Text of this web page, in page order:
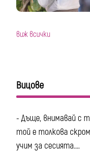
виж всички
Вицове
- Дъще, внимавай с
той е толкова
учим за сесията....